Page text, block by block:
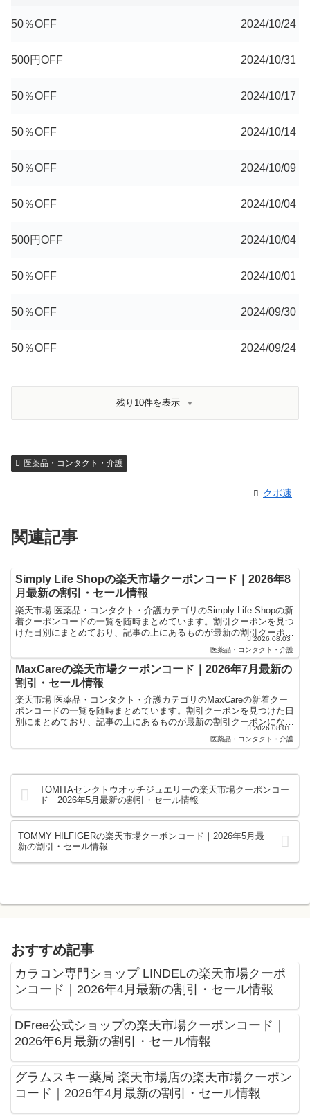
50％OFF 2024/10/24
500円OFF 2024/10/31
50％OFF 2024/10/17
50％OFF 2024/10/14
50％OFF 2024/10/09
50％OFF 2024/10/04
500円OFF 2024/10/04
50％OFF 2024/10/01
50％OFF 2024/09/30
50％OFF 2024/09/24
残り10件を表示
医薬品・コンタクト・介護
クポ速
関連記事
Simply Life Shopの楽天市場クーポンコード｜2026年8
月最新の割引・セール情報
楽天市場 医薬品・コンタクト・介護カテゴリのSimply Life Shopの新
着クーポンコードの一覧を随時まとめています。割引クーポンを見つ
けた日別にまとめており、記事の上にあるものが最新の割引クーポン
2026.08.03
医薬品・コンタクト・介護
MaxCareの楽天市場クーポンコード｜2026年7月最新の
割引・セール情報
楽天市場 医薬品・コンタクト・介護カテゴリのMaxCareの新着クー
ポンコードの一覧を随時まとめています。割引クーポンを見つけた日
別にまとめており、記事の上にあるものが最新の割引クーポンになり
2026.08.01
医薬品・コンタクト・介護
TOMITAセレクトウオッチジュエリーの楽天市場クーポンコー
ド｜2026年5月最新の割引・セール情報
TOMMY HILFIGERの楽天市場クーポンコード｜2026年5月最
新の割引・セール情報
おすすめ記事
カラコン専門ショップ LINDELの楽天市場クーポ
ンコード｜2026年4月最新の割引・セール情報
DFree公式ショップの楽天市場クーポンコード｜
2026年6月最新の割引・セール情報
グラムスキー薬局 楽天市場店の楽天市場クーポン
コード｜2026年4月最新の割引・セール情報